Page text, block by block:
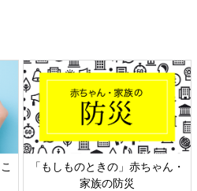
「もしものときの」赤ちゃん・
家族の防災